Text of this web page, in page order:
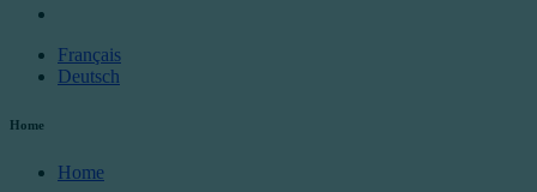
Français
Deutsch
Home
Home